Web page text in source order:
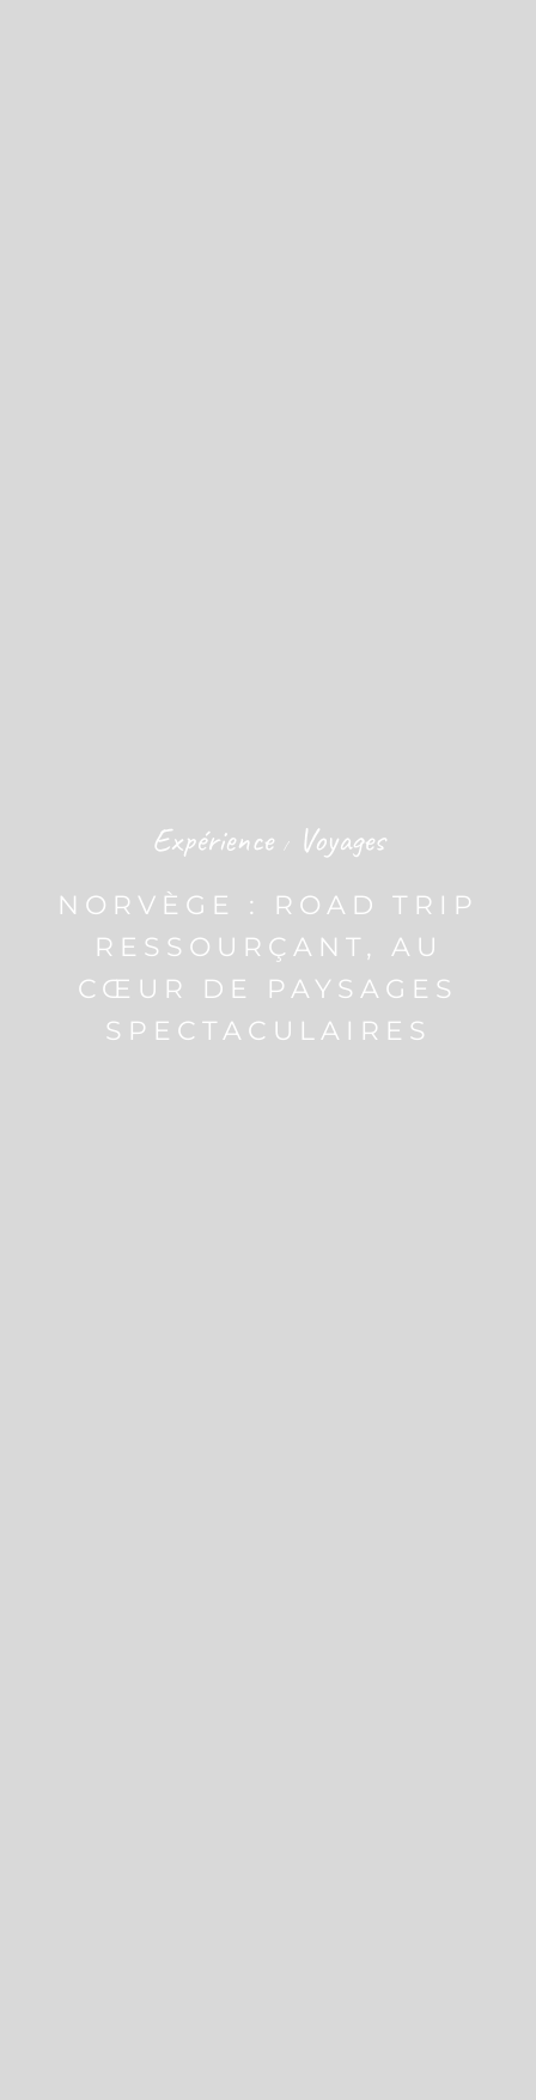
Expérience / Voyages
NORVÈGE : ROAD TRIP
RESSOURÇANT, AU
CŒUR DE PAYSAGES
SPECTACULAIRES